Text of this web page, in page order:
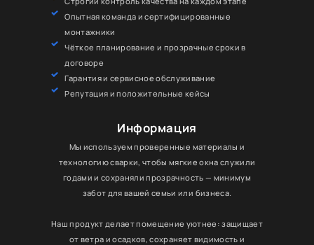
Опытная команда и сертифицированные
монтажники
Чёткое планирование и прозрачные сроки в
договоре
Гарантия и сервисное обслуживание
Репутация и положительные кейсы
Информация
Мы используем проверенные материалы и
технологию сварки, чтобы мягкие окна служили
годами и сохраняли прозрачность — минимум
забот для вашей семьи или бизнеса.
Наш продукт делает помещение уютнее: защищает
от ветра и осадков, сохраняет видимость и